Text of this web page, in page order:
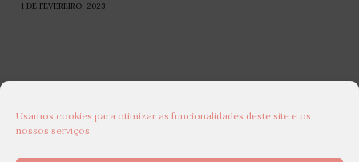
Usamos cookies para otimizar as funcionalidades deste site e os
nossos serviços.
1 DE FEVEREIRO, 2023